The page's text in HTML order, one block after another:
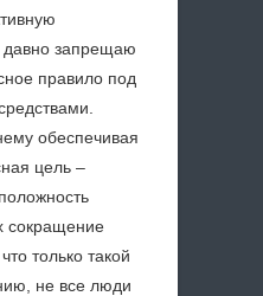
давно запрещаю
правило под
обеспечивая
цель –
сокращение
только такой
не все люди